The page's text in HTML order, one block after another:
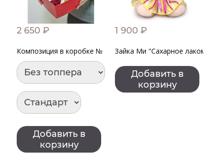
2 650 ₽
Композиция в коробке № 145
Добавить в
корзину
1 900 ₽
Зайка Ми "Сахарное
Добавить в
корзину